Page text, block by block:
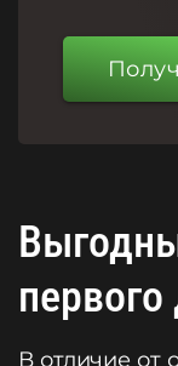
первого
В отличие от